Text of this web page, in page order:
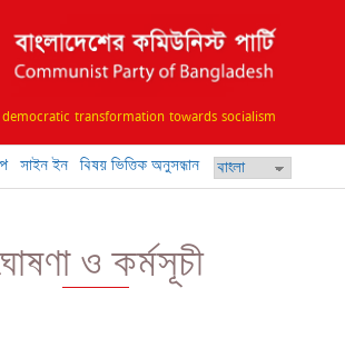
transformation towards socialism
সাইন ইন বিষয় ভিত্তিক অনুসন্ধান
ও কর্মসূচী